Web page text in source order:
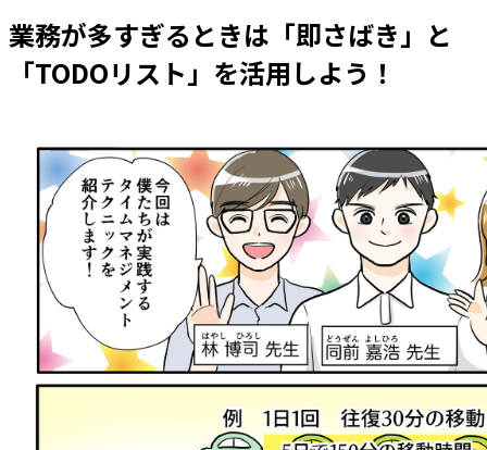
業務が多すぎるときは「即さばき」と
「TODOリスト」を活用しよう！